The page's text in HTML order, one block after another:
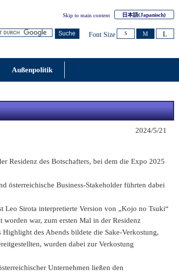
Skip to main content 日本語(Japanisch)
Suche Font Size S M L
Außenpolitik
2024/5/21
Residenz des Botschafters, bei dem die Expo 2025
österreichische Business-Stakeholder führten dabei
Sirota interpretierte Version von „Kojo no Tsuki“
war, zum ersten Mal in der Residenz
des Abends bildete die Sake-Verkostung,
wurden dabei zur Verkostung
Unternehmen ließen den